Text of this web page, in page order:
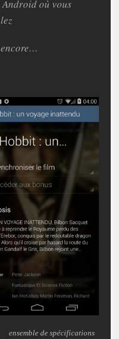
où vous
encore…
ensemble de spécifications